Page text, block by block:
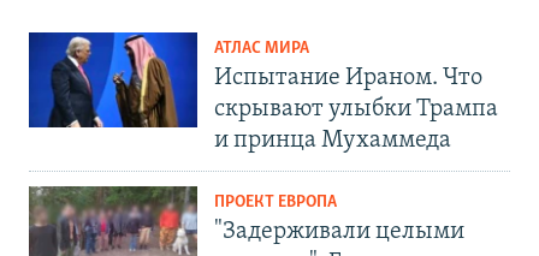
АТЛАС МИРА
Испытание Ираном. Что
скрывают улыбки Трампа
и принца Мухаммеда
ПРОЕКТ ЕВРОПА
"Задерживали целыми